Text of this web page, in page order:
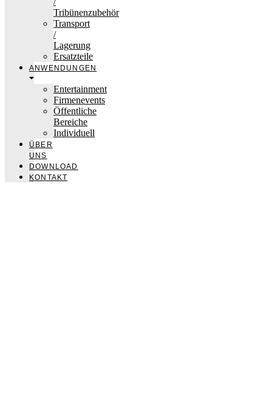
Tribünenzubehör
Transport
/
Lagerung
Ersatzteile
ANWENDUNGEN
Entertainment
Firmenevents
Öffentliche
Bereiche
Individuell
ÜBER
UNS
DOWNLOAD
KONTAKT